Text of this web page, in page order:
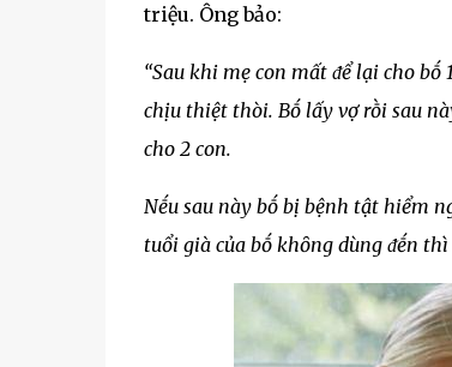
triệu. Ông bảo:
“Sau khi mẹ con mất ᵭể lại cho bṓ
chịu thiệt thòi. Bṓ lấy vợ rṑi sau
cho 2 con.
Nḗu sau này bṓ bị bệnh tật hiểm
tuổi già của bṓ khȏng dùng ᵭḗn thì